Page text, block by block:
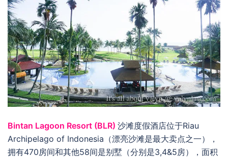
Bintan Lagoon Resort (BLR) 沙滩度假酒店位于Riau
Archipelago of Indonesia（漂亮沙滩是最大卖点之一），
拥有470房间和其他58间是别墅（分别是3,4&5房），面积